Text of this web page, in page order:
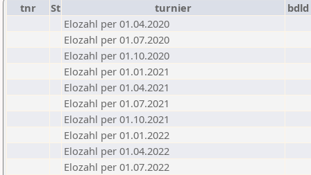
tnr St turnier
bdld
Elozahl per 01.04.2020
Elozahl per 01.07.2020
Elozahl per 01.10.2020
Elozahl per 01.01.2021
Elozahl per 01.04.2021
Elozahl per 01.07.2021
Elozahl per 01.10.2021
Elozahl per 01.01.2022
Elozahl per 01.04.2022
Elozahl per 01.07.2022